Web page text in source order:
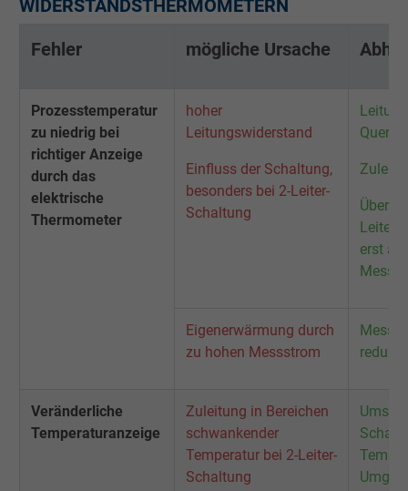
Anbieter Google LLC
Zweck
Enthält eine zufällig generierte Benutzer-ID.
Mithilfe dieser ID kann Google den Nutzer
verschiedenen Websites
domänenübergreifend erkennen und
personalisierte Werbung anzeigen.
bkdwCNfVtWgQ67qT8AM,49021628980,
Google LLC, Google Ads
Zweck Dies ist ein Conversion Tracking-Service.
WIDERSTANDSTHERMOMETERN
Fehler
mögliche Ursache
Prozesstemperatur
zu niedrig bei
richtiger Anzeige
durch das
elektrische
Thermometer
hoher
Leitungswiderstand
Einfluss der Schaltung,
besonders bei 2-Leiter-
Schaltung
Leiter-
erst ab
Eigenerwärmung durch
zu hohen Messstrom
Veränderliche
Temperaturanzeige
Zuleitung in Bereichen
schwankender
Temperatur bei 2-Leiter-
Schaltung